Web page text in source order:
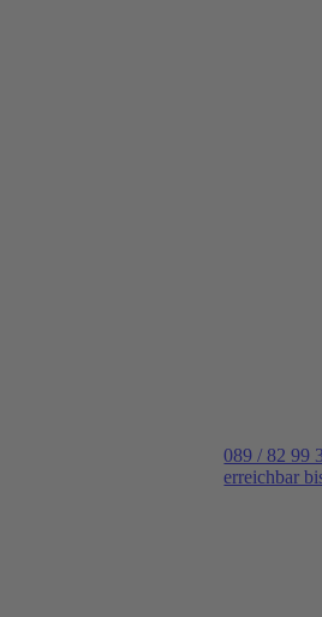
089 / 82 99
erreichbar